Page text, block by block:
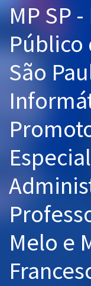
Cursos 20% OFF
Pós
Graduação
OAB
Questões grátis
Aprovados
MP SP
Público
São
Melo e